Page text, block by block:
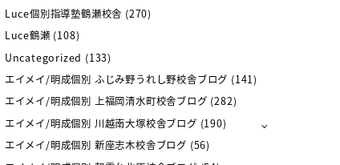
Luce個別指導塾鶴瀬校舎 (270)
Luce鶴瀬 (108)
Uncategorized (133)
エイメイ/明成個別 ふじみ野うれし野校舎ブログ (141)
エイメイ/明成個別 上福岡清水町校舎ブログ (282)
エイメイ/明成個別 川越南大塚校舎ブログ (190)
エイメイ/明成個別 新座志木校舎ブログ (56)